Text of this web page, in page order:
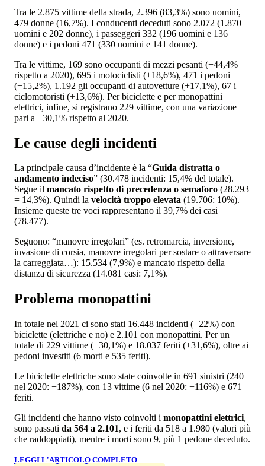
Tra le 2.875 vittime della strada, 2.396 (83,3%) sono uomini,
479 donne (16,7%). I conducenti deceduti sono 2.072 (1.870
uomini e 202 donne), i passeggeri 332 (196 uomini e 136
donne) e i pedoni 471 (330 uomini e 141 donne).
Tra le vittime, 169 sono occupanti di mezzi pesanti (+44,4%
rispetto a 2020), 695 i motociclisti (+18,6%), 471 i pedoni
(+15,2%), 1.192 gli occupanti di autovetture (+17,1%), 67 i
ciclomotoristi (+13,6%). Per biciclette e per monopattini
elettrici, infine, si registrano 229 vittime, con una variazione
pari a +30,1% rispetto al 2020.
Le cause degli incidenti
La principale causa d’incidente è la “Guida distratta o
andamento indeciso” (30.478 incidenti: 15,4% del totale).
Segue il mancato rispetto di precedenza o semaforo (28.293
= 14,3%). Quindi la velocità troppo elevata (19.706: 10%).
Insieme queste tre voci rappresentano il 39,7% dei casi
(78.477).
Seguono: “manovre irregolari” (es. retromarcia, inversione,
invasione di corsia, manovre irregolari per sostare o attraversare
la carreggiata…): 15.534 (7,9%) e mancato rispetto della
distanza di sicurezza (14.081 casi: 7,1%).
Problema monopattini
In totale nel 2021 ci sono stati 16.448 incidenti (+22%) con
biciclette (elettriche e no) e 2.101 con monopattini. Per un
totale di 229 vittime (+30,1%) e 18.037 feriti (+31,6%), oltre ai
pedoni investiti (6 morti e 535 feriti).
Le biciclette elettriche sono state coinvolte in 691 sinistri (240
nel 2020: +187%), con 13 vittime (6 nel 2020: +116%) e 671
feriti.
Gli incidenti che hanno visto coinvolti i monopattini elettrici,
sono passati da 564 a 2.101, e i feriti da 518 a 1.980 (valori più
che raddoppiati), mentre i morti sono 9, più 1 pedone deceduto.
LEGGI L'ARTICOLO COMPLETO